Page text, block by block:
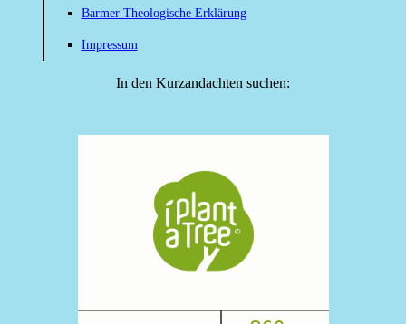
Barmer Theologische Erklärung
Impressum
In den Kurzandachten suchen: